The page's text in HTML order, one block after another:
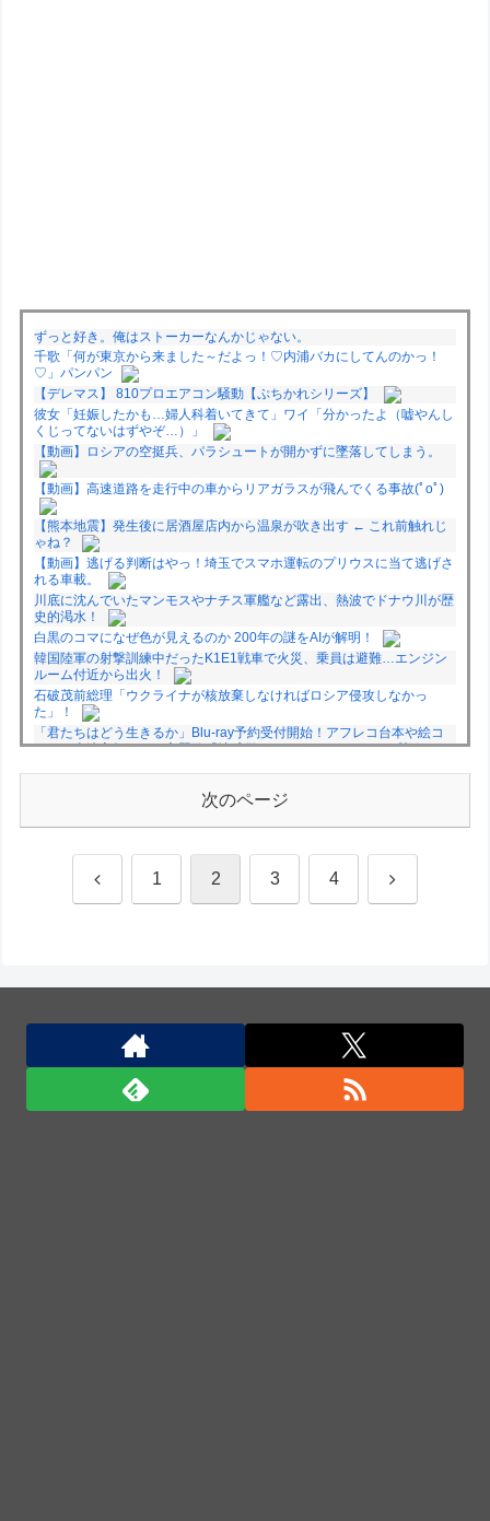
ずっと好き。俺はストーカーなんかじゃない。
千歌「何が東京から来ました～だよっ！♡内浦バカにしてんのかっ！
♡」パンパン
【デレマス】 810プロエアコン騒動【ぷちかれシリーズ】
彼女「妊娠したかも…婦人科着いてきて」ワイ「分かったよ（嘘やんし
くじってないはずやぞ…）」
【動画】ロシアの空挺兵、パラシュートが開かずに墜落してしまう。
【動画】高速道路を走行中の車からリアガラスが飛んでくる事故(ﾟoﾟ)
【熊本地震】発生後に居酒屋店内から温泉が吹き出す ← これ前触れじ
ゃね？
【動画】逃げる判断はやっ！埼玉でスマホ運転のプリウスに当て逃げさ
れる車載。
川底に沈んでいたマンモスやナチス軍艦など露出、熱波でドナウ川が歴
史的渇水！
白黒のコマになぜ色が見えるのか 200年の謎をAIが解明！
韓国陸軍の射撃訓練中だったK1E1戦車で火災、乗員は避難…エンジン
ルーム付近から出火！
石破茂前総理「ウクライナが核放棄しなければロシア侵攻しなかっ
た」！
「君たちはどう生きるか」Blu-ray予約受付開始！アフレコ台本や絵コ
ンテ、米津玄師による主題歌「地球儀」ミュージッククリップ収録。ス
★【ワートリ】今月第241話「遠征選抜試験㊲」第242話「遠征選抜試
★【ワートリ】風間隊3人≒忍田単騎くらいのイメージかな
次のページ
前 1 2 3 4 次